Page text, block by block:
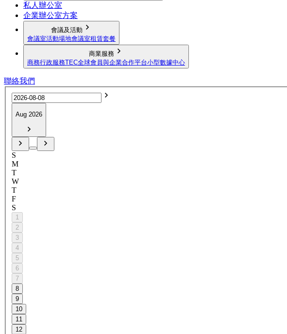
私人辦公室
企業辦公室方案
會議及活動
會議室活動場地會議室租賃套餐
商業服務
商務行政服務TEC全球會員與企業合作平台小型數據中心
聯絡我們
Aug 2026
S
M
T
W
T
F
S
1
2
3
4
5
6
7
8
9
10
11
12